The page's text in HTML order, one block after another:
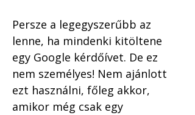
Persze a legegyszerűbb az
lenne, ha mindenki kitöltene
egy Google kérdőívet. De ez
nem személyes! Nem ajánlott
ezt használni, főleg akkor,
amikor még csak egy